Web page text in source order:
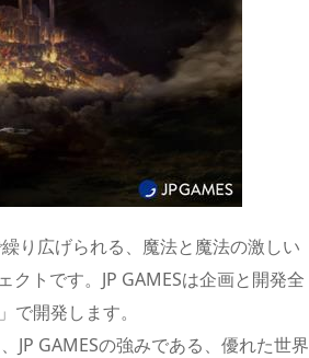
り広げられる、魔法と魔法の激しい
トです。JP GAMESは企画と開発全
で開発します。
JP GAMESの強みである、優れた世界